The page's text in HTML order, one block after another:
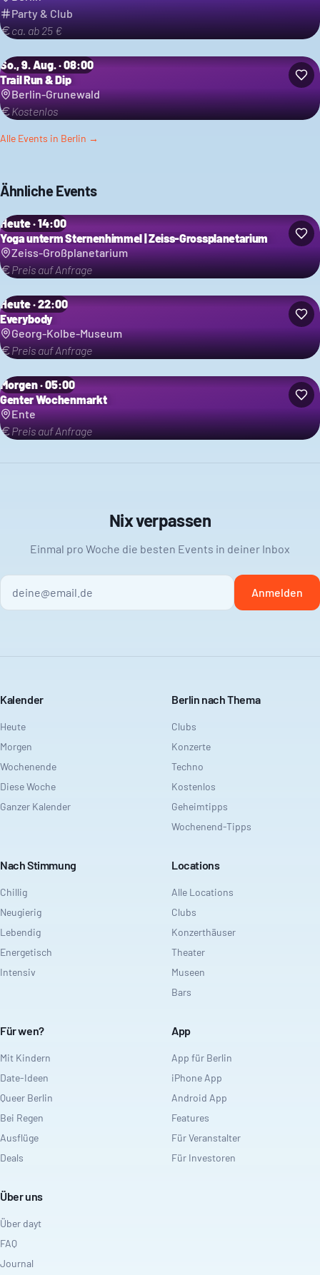
Party & Club
ca. ab 25 €
So., 9. Aug. · 08:00
Trail Run & Dip
Berlin-Grunewald
Kostenlos
Alle Events in Berlin →
Ähnliche Events
Heute · 14:00
Yoga unterm Sternenhimmel | Zeiss-Grossplanetarium
Zeiss-Großplanetarium
Preis auf Anfrage
Heute · 22:00
Everybody
Georg-Kolbe-Museum
Preis auf Anfrage
Morgen · 05:00
Genter Wochenmarkt
Ente
Preis auf Anfrage
Nix verpassen
Einmal pro Woche die besten Events in deiner Inbox
Anmelden
Kalender
Heute
Morgen
Wochenende
Diese Woche
Ganzer Kalender
Berlin nach Thema
Clubs
Konzerte
Techno
Kostenlos
Geheimtipps
Wochenend-Tipps
Nach Stimmung
Chillig
Neugierig
Lebendig
Energetisch
Intensiv
Locations
Alle Locations
Clubs
Konzerthäuser
Theater
Museen
Bars
Für wen?
Mit Kindern
Date-Ideen
Queer Berlin
Bei Regen
Ausflüge
Deals
App
App für Berlin
iPhone App
Android App
Features
Für Veranstalter
Für Investoren
Über uns
Über dayt
FAQ
Journal